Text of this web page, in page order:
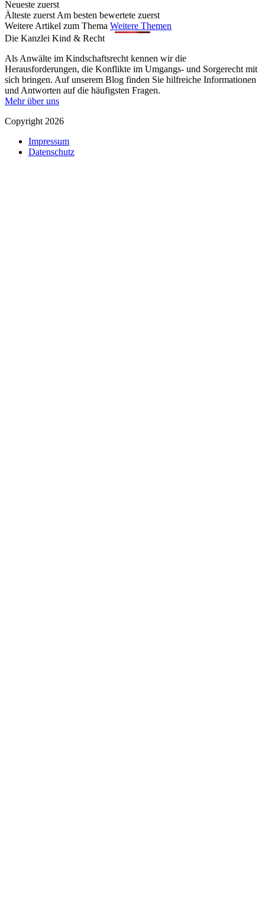
Neueste zuerst
Älteste zuerstAm besten bewertete zuerst
Weitere Artikel zum Thema Weitere Themen
Die Kanzlei Kind & Recht
Als Anwälte im Kindschaftsrecht kennen wir die
Herausforderungen, die Konflikte im Umgangs- und Sorgerecht mit
sich bringen. Auf unserem Blog finden Sie hilfreiche Informationen
und Antworten auf die häufigsten Fragen.
Mehr über uns
Copyright 2026
Impressum
Datenschutz